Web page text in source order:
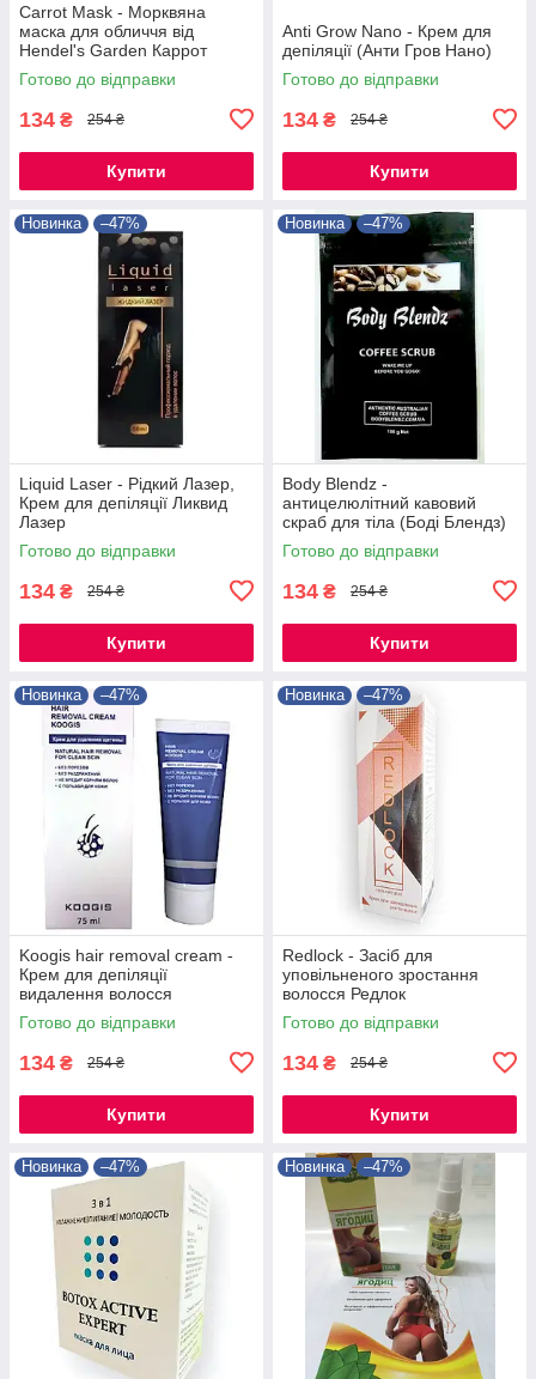
Carrot Mask - Морквяна
маска для обличчя від
Hendel's Garden Каррот
Маск, Очищаюча
Готово до відправки
134 ₴ 254 ₴
Купити
Anti Grow Nano - Крем для
депіляції (Анти Гров Нано)
Готово до відправки
134 ₴ 254 ₴
Купити
Новинка –47%
Liquid Laser - Рідкий Лазер,
Крем для депіляції Ликвид
Лазер
Готово до відправки
134 ₴ 254 ₴
Купити
Новинка –47%
Body Blendz -
антицелюлітний кавовий
скраб для тіла (Боді Блендз)
Готово до відправки
134 ₴ 254 ₴
Купити
Новинка –47%
Koogis hair removal cream -
Крем для депіляції
видалення волосся
Готово до відправки
134 ₴ 254 ₴
Купити
Новинка –47%
Redlock - Засіб для
уповільненого зростання
волосся Редлок
Готово до відправки
134 ₴ 254 ₴
Купити
Новинка –47% Новинка –47%